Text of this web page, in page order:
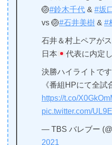
🏐#鈴木千代 & #坂
vs 🏐#石井美樹 & #
石井＆村上ペアが
日本
代表に内定
決勝ハイライトで
《番組HPにて全試
https://t.co/
pic.twitter.com/
— TBS バレブー
2021